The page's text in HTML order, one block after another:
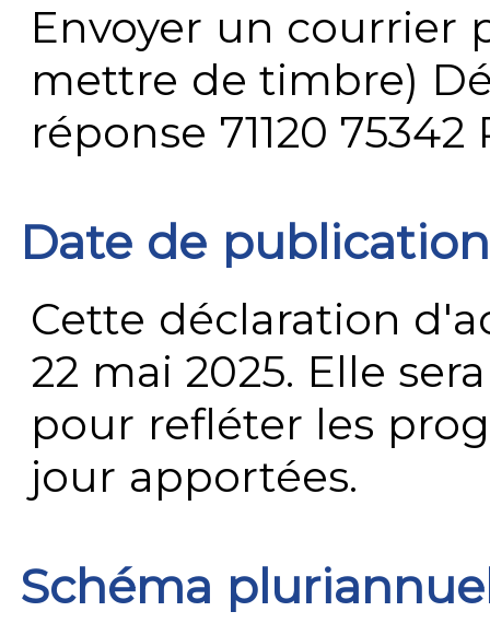
Envoyer un courrier
mettre de timbre)
réponse 71120 75342
Date de publication
Cette déclaration
22 mai 2025. Elle
pour refléter les
jour apportées.
Schéma